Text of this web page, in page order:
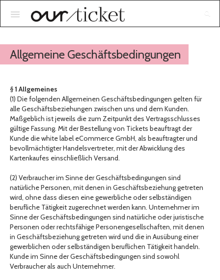
Allgemeine Geschäftsbedingungen
§ 1 Allgemeines
(1) Die folgenden Allgemeinen Geschäftsbedingungen gelten für
alle Geschäftsbeziehungen zwischen uns und dem Kunden.
Maßgeblich ist jeweils die zum Zeitpunkt des Vertragsschlusses
gültige Fassung. Mit der Bestellung von Tickets beauftragt der
Kunde die white label eCommerce GmbH, als beauftragter und
bevollmächtigter Handelsvertreter, mit der Abwicklung des
Kartenkaufes einschließlich Versand.
(2) Verbraucher im Sinne der Geschäftsbedingungen sind
natürliche Personen, mit denen in Geschäftsbeziehung getreten
wird, ohne dass diesen eine gewerbliche oder selbständigen
berufliche Tätigkeit zugerechnet werden kann. Unternehmer im
Sinne der Geschäftsbedingungen sind natürliche oder juristische
Personen oder rechtsfähige Personengesellschaften, mit denen
in Geschäftsbeziehung getreten wird und die in Ausübung einer
gewerblichen oder selbständigen beruflichen Tätigkeit handeln.
Kunde im Sinne der Geschäftsbedingungen sind sowohl
Verbraucher als auch Unternehmer.